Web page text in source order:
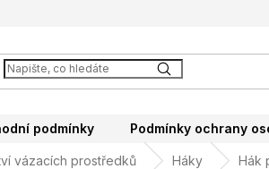
podmínky Podmínky ochrany
vázacích prostředků Háky Hák